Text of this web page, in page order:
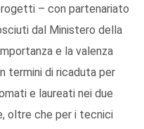
– con partenariato
dal Ministero della
e la valenza
termini di ricaduta per
e laureati nei due
oltre che per i tecnici